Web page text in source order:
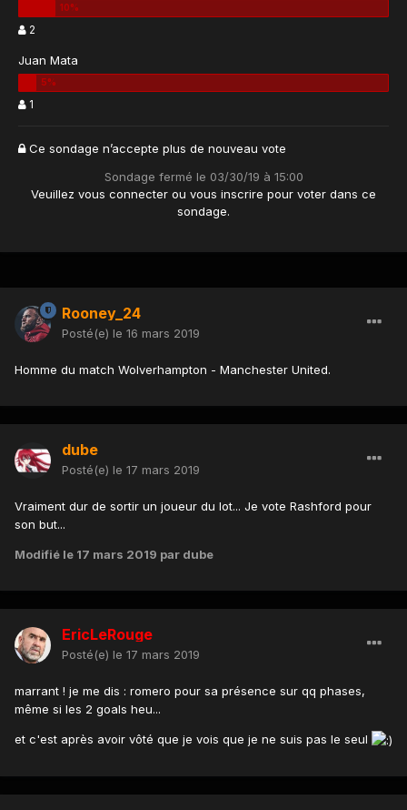
2
Juan Mata
1
Ce sondage n’accepte plus de nouveau vote
Veuillez vous connecter ou vous inscrire pour voter dans ce
sondage.
Sondage fermé le 03/30/19 à 15:00
Rooney_24
Posté(e) le 16 mars 2019
Homme du match Wolverhampton - Manchester United.
dube
Posté(e) le 17 mars 2019
Vraiment dur de sortir un joueur du lot... Je vote Rashford pour
son but...
Modifié le 17 mars 2019 par dube
EricLeRouge
Posté(e) le 17 mars 2019
marrant ! je me dis : romero pour sa présence sur qq phases,
même si les 2 goals heu...
et c'est après avoir vôté que je vois que je ne suis pas le seul